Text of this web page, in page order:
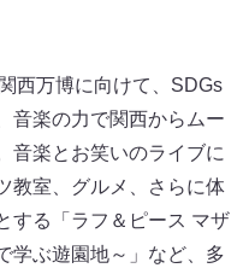
西万博に向けて、SDGs
音楽の力で関西からムー
音楽とお笑いのライブに
教室、グルメ、さらに体
する「ラフ＆ピース マザ
学ぶ遊園地～」など、多